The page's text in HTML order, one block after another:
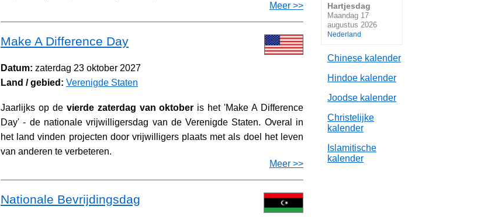
Meer >>
Make A Difference Day
Datum: zaterdag 23 oktober 2027
Land / gebied: Verenigde Staten
Jaarlijks op de vierde zaterdag van oktober is het 'Make A Difference
Day' - de nationale vrijwilligersdag van de Verenigde Staten. Overal in
het land vinden projecten door vrijwilligers plaats met als doel het leven
van anderen te verbeteren.
Meer >>
Nationale Bevrijdingsdag
Hartjesdag
Maandag 17
augustus 2026
Nederland
Chinese kalender
Hindoe kalender
Joodse kalender
Christelijke
kalender
Islamitische
kalender